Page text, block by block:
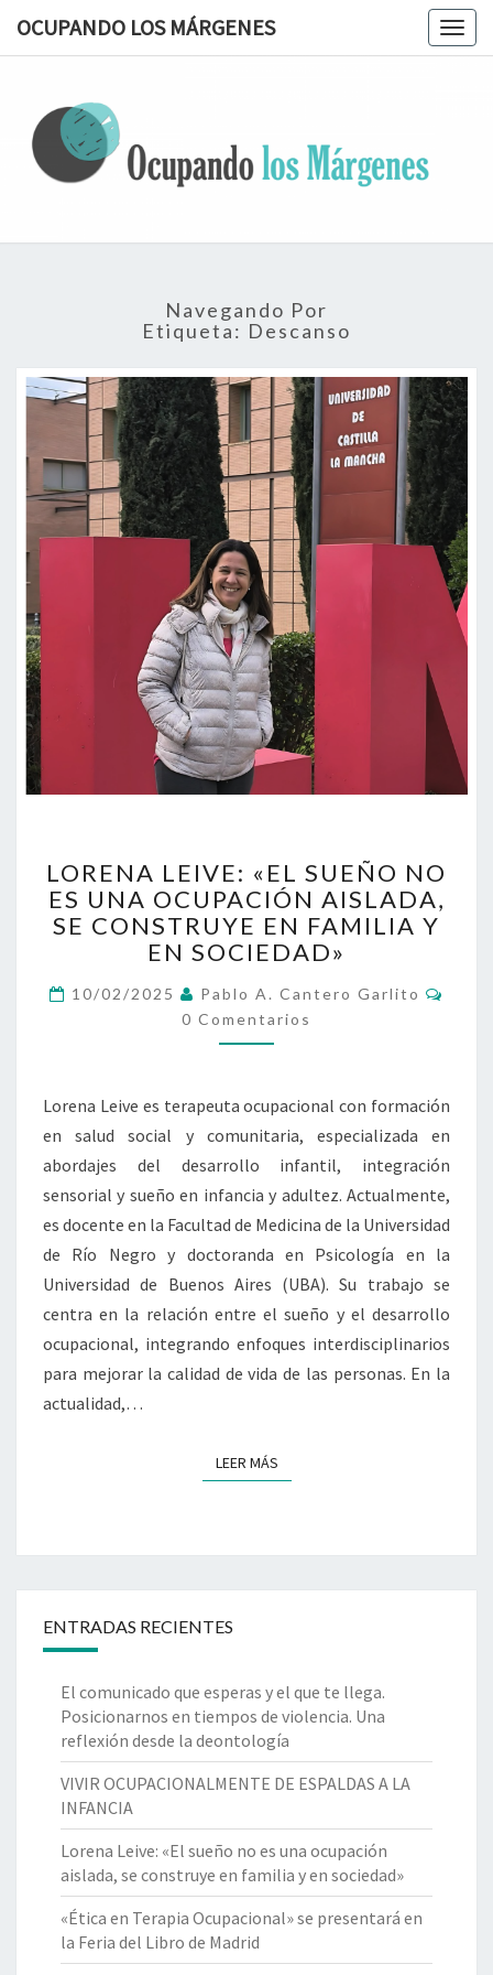
OCUPANDO LOS MÁRGENES
Terapia
Ocupacional
Navegando Por
Etiqueta: Descanso
LEIVE:
«EL
SUEÑO
NO
UNA
OCUPACIÓN
AISLADA,
EN
FAMILIA
Y
EN
SOCIEDAD»
LORENA LEIVE: «EL SUEÑO NO
ES UNA OCUPACIÓN AISLADA,
SE CONSTRUYE EN FAMILIA Y
EN SOCIEDAD»
10/02/2025 Pablo A. Cantero Garlito
0 Comentarios
Lorena Leive es terapeuta ocupacional con formación
en salud social y comunitaria, especializada en
abordajes del desarrollo infantil, integración
sensorial y sueño en infancia y adultez. Actualmente,
es docente en la Facultad de Medicina de la Universidad
de Río Negro y doctoranda en Psicología en la
Universidad de Buenos Aires (UBA). Su trabajo se
centra en la relación entre el sueño y el desarrollo
ocupacional, integrando enfoques interdisciplinarios
para mejorar la calidad de vida de las personas. En la
actualidad,…
LEER MÁSLEER MÁS
ENTRADAS RECIENTES
El comunicado que esperas y el que te llega.
Posicionarnos en tiempos de violencia. Una
reflexión desde la deontología
VIVIR OCUPACIONALMENTE DE ESPALDAS A LA
INFANCIA
Lorena Leive: «El sueño no es una ocupación
aislada, se construye en familia y en sociedad»
«Ética en Terapia Ocupacional» se presentará en
la Feria del Libro de Madrid